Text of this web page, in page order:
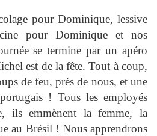
pour Dominique, lessive
pour Dominique et nos
se termine par un apéro
est de la fête. Tout à coup,
de feu, près de nous, et une
! Tous les employés
ils emmènent la femme, la
au Brésil ! Nous apprendrons